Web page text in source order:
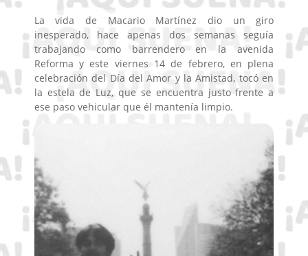
La vida de Macario Martínez dio un giro
inesperado, hace apenas dos semanas seguía
trabajando como barrendero en la avenida
Reforma y este viernes 14 de febrero, en plena
celebración del Día del Amor y la Amistad, tocó en
la estela de Luz, que se encuentra justo frente a
ese paso vehicular que él mantenía limpio.